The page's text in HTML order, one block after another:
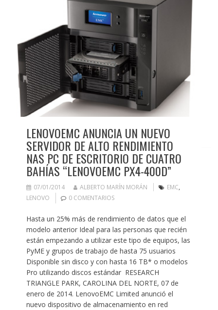
LENOVOEMC ANUNCIA UN NUEVO
SERVIDOR DE ALTO RENDIMIENTO
NAS PC DE ESCRITORIO DE CUATRO
BAHÍAS “LENOVOEMC PX4-400D”
07/01/2014 ALBERTO MARÍN MORÁN EMC,
LENOVO
0 COMENTARIOS
Hasta un 25% más de rendimiento de datos que el
modelo anterior Ideal para las personas que recién
están empezando a utilizar este tipo de equipos, las
PyME y grupos de trabajo de hasta 75 usuarios
Disponible sin disco y con hasta 16 TB* o modelos
Pro utilizando discos estándar RESEARCH
TRIANGLE PARK, CAROLINA DEL NORTE, 07 de
enero de 2014. LenovoEMC Limited anunció el
nuevo dispositivo de almacenamiento en red